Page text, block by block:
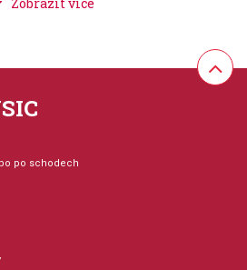
hráči nejlepší zvukové vlastnosti obou
po schodech